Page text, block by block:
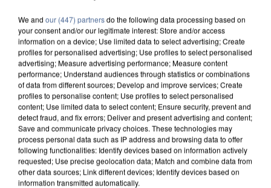
We and our (447) partnersdo the following data processing based on
your consent and/or our legitimate interest: Store and/or access
information on a device; Use limited data to select advertising; Create
profiles for personalised advertising; Use profiles to select personalised
advertising; Measure advertising performance; Measure content
performance; Understand audiences through statistics or combinations
of data from different sources; Develop and improve services; Create
profiles to personalise content; Use profiles to select personalised
content; Use limited data to select content; Ensure security, prevent and
detect fraud, and fix errors; Deliver and present advertising and content;
Save and communicate privacy choices. These technologies may
process personal data such as IP address and browsing data to offer
following functionalities: Identify devices based on information actively
requested; Use precise geolocation data; Match and combine data from
other data sources; Link different devices; Identify devices based on
information transmitted automatically.